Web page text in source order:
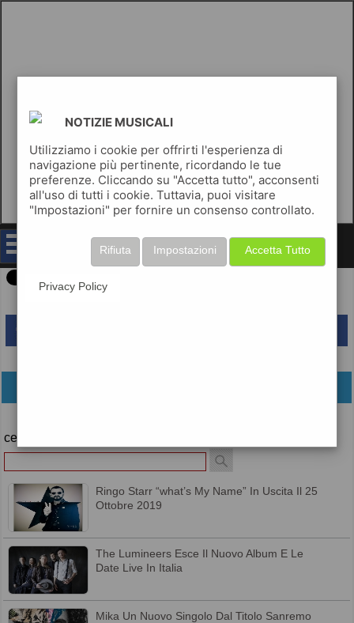
notizie musicali
cerca
Ringo Starr “what’s My Name” In Uscita Il 25
Ottobre 2019
The Lumineers Esce Il Nuovo Album E Le
Date Live In Italia
Mika Un Nuovo Singolo Dal Titolo Sanremo
NOTIZIE MUSICALI
Utilizziamo i cookie per offrirti l'esperienza di
navigazione più pertinente, ricordando le tue
preferenze. Cliccando su "Accetta tutto", acconsenti
all'uso di tutti i cookie. Tuttavia, puoi visitare
"Impostazioni" per fornire un consenso controllato.
Accetta Tutto
Impostazioni
Rifiuta
Privacy Policy